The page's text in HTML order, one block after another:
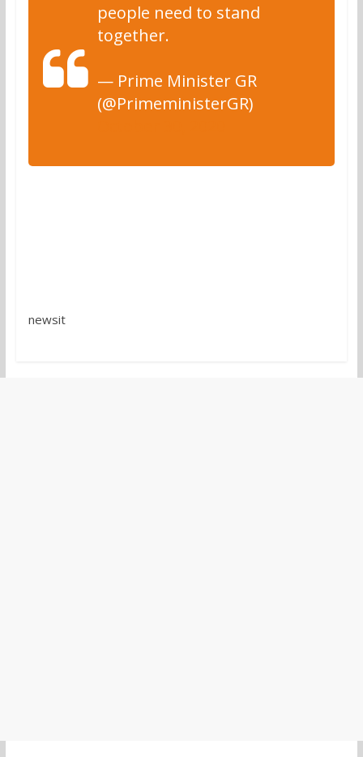
people need to stand
together.
— Prime Minister GR
(@PrimeministerGR)
newsit